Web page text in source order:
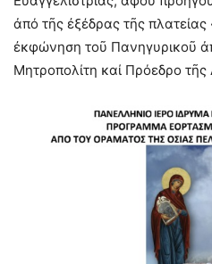
ἀπό τῆς ἐξέδρας τῆς
ἐκφώνηση τοῦ Πανηγυρικοῦ
Μητροπολίτη καί Πρόεδρο τῆς